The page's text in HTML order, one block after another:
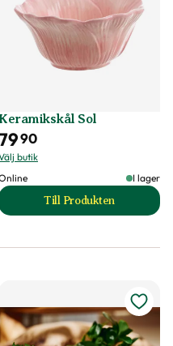
produktsida
Keramikskål Sol
90
butik
I lager
Till Produkten
till Keramikskål